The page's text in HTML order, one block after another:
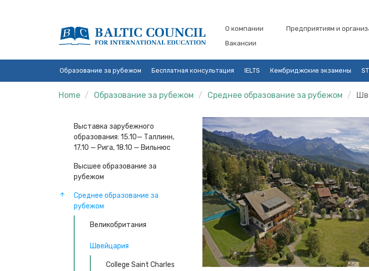
О компании Предприятиям и
Вакансии
Образование за рубежом Бесплатная консультация IELTS Кембриджские экзамены
Home Образование за рубежом Среднее образование за рубежом
Выставка зарубежного
образования: 15.10— Таллинн,
17.10 — Рига, 18.10 — Вильнюс
Высшее образование за
рубежом
Среднее образование за
рубежом
Великобритания
Швейцария
College Saint Charles